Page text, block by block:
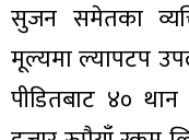
सुजन समेतका
मूल्यमा ल्यापटप
पीडितबाट ४०